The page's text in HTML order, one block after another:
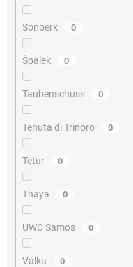
Sonberk 0
Špalek 0
Taubenschuss 0
Tenuta di Trinoro 0
Tetur 0
Thaya 0
UWC Samos 0
Válka 0